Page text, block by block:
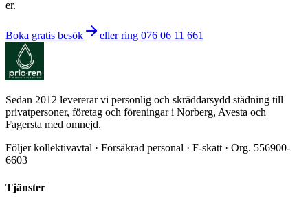
er.
Boka gratis besök eller ring 076 06 11 661
Sedan 2012 levererar vi personlig och skräddarsydd städning till
privatpersoner, företag och föreningar i Norberg, Avesta och
Fagersta med omnejd.
Följer kollektivavtal · Försäkrad personal · F-skatt · Org. 556900-
6603
Tjänster